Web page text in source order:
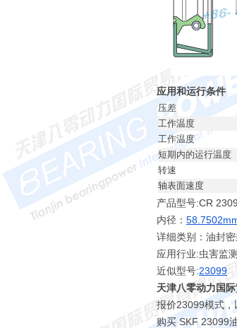
应用和运行条件
压差
工作温度
工作温度
短期内的运行温度
转速
轴表面速度
产品型号:CR
内径：
详细类别：油封
应用行业:虫害监
近似型号:23099
天津八零动力国
报价23099模式，
购买 SKF 23099